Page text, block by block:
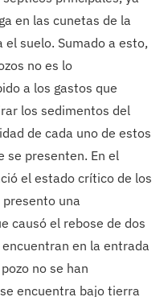
en las cunetas de la
suelo. Sumado a esto,
no es lo
a los gastos que
los sedimentos del
de cada uno de estos
se presenten. En el
el estado crítico de los
una
causó el rebose de dos
en la entrada
no se han
encuentra bajo tierra